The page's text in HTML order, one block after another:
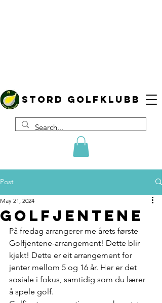
Stord golfklubb
Post
Golfjentene
May 21, 2024
På fredag arrangerer me årets første
Golfjentene-arrangement! Dette blir
kjekt! Dette er eit arrangement for
jenter mellom 5 og 16 år. Her er det
sosiale i fokus, samtidig som du lærer
å spele golf.